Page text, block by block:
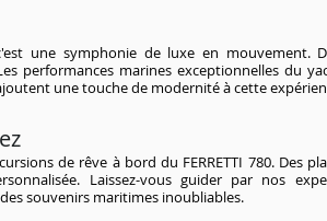
une symphonie de luxe en mouvement.
performances marines exceptionnelles du
une touche de modernité à cette
de rêve à bord du FERRETTI 780. Des
Laissez-vous guider par nos
souvenirs maritimes inoubliables.